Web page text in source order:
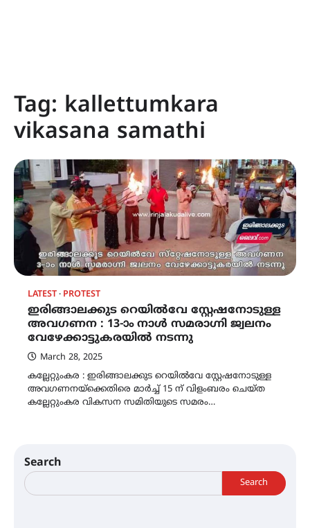
Tag: kallettumkara
vikasana samathi
LATEST PROTEST
ഇരിങ്ങാലക്കുട റെയിൽവേ സ്റ്റേഷനോടുള്ള
അവഗണന : 13-ാം നാൾ സമരാഗ്നി ജ്വലനം
വേഴേക്കാട്ടുകരയിൽ നടന്നു
March 28, 2025
കല്ലേറ്റുംകര : ഇരിങ്ങാലക്കുട റെയിൽവേ സ്റ്റേഷനോടുള്ള
അവഗണനയ്ക്കെതിരെ മാർച്ച്‌ 15 ന് വിളംബരം ചെയ്ത
കല്ലേറ്റുംകര വികസന സമിതിയുടെ സമരം…
Search
Search